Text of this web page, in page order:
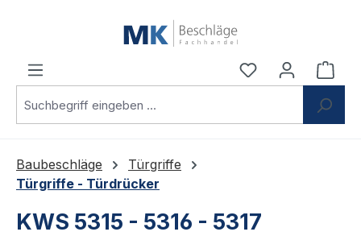
Du hast 0
Baubeschläge
Türgriffe
Türgriffe - Türdrücker
KWS 5315 - 5316 - 5317